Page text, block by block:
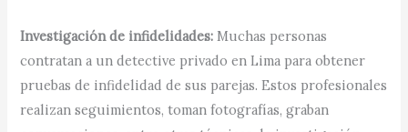
Investigación de infidelidades: Muchas personas
contratan a un detective privado en Lima para obtener
pruebas de infidelidad de sus parejas. Estos profesionales
realizan seguimientos, toman fotografías, graban